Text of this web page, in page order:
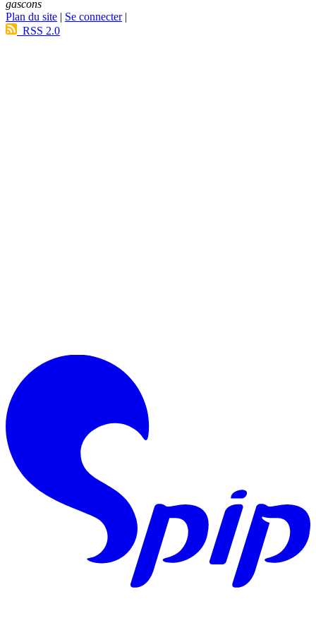
gascons
Plan du site | Se connecter|
RSS 2.0